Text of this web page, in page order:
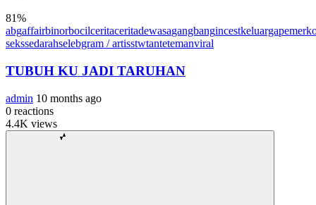
81%
abgaffairbinorbocilceritaceritadewasagangbangincestkeluarga
sekssedarahselebgram / artisstwtantetemanviral
TUBUH KU JADI TARUHAN
admin 10 months ago
0 reactions
4.4K views